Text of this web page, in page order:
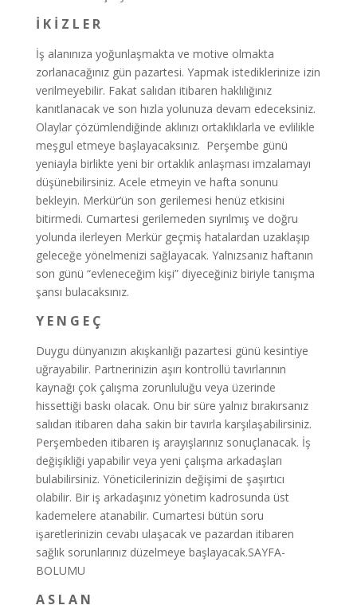
İ K İ Z L E R
İş alanınıza yoğunlaşmakta ve motive olmakta
zorlanacağınız gün pazartesi. Yapmak istediklerinize izin
verilmeyebilir. Fakat salıdan itibaren haklılığınız
kanıtlanacak ve son hızla yolunuza devam edeceksiniz.
Olaylar çözümlendiğinde aklınızı ortaklıklarla ve evlilikle
meşgul etmeye başlayacaksınız. Perşembe günü
yeniayla birlikte yeni bir ortaklık anlaşması imzalamayı
düşünebilirsiniz. Acele etmeyin ve hafta sonunu
bekleyin. Merkür’ün son gerilemesi henüz etkisini
bitirmedi. Cumartesi gerilemeden sıyrılmış ve doğru
yolunda ilerleyen Merkür geçmiş hatalardan uzaklaşıp
geleceğe yönelmenizi sağlayacak. Yalnızsanız haftanın
son günü “evleneceğim kişi” diyeceğiniz biriyle tanışma
şansı bulacaksınız.
Y E N G E Ç
Duygu dünyanızın akışkanlığı pazartesi günü kesintiye
uğrayabilir. Partnerinizin aşırı kontrollü tavırlarının
kaynağı çok çalışma zorunluluğu veya üzerinde
hissettiği baskı olacak. Onu bir süre yalnız bırakırsanız
salıdan itibaren daha sakin bir tavırla karşılaşabilirsiniz.
Perşembeden itibaren iş arayışlarınız sonuçlanacak. İş
değişikliği yapabilir veya yeni çalışma arkadaşları
bulabilirsiniz. Yöneticilerinizin değişimi de şaşırtıcı
olabilir. Bir iş arkadaşınız yönetim kadrosunda üst
kademelere atanabilir. Cumartesi bütün soru
işaretlerinizin cevabı ulaşacak ve pazardan itibaren
sağlık sorunlarınız düzelmeye başlayacak.SAYFA-
BOLUMU
A S L A N